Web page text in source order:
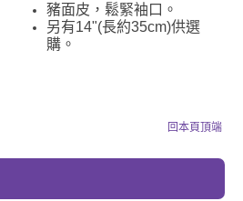
豬面皮，鬆緊袖口。
另有14"(長約35cm)供選
購。
回本頁頂端